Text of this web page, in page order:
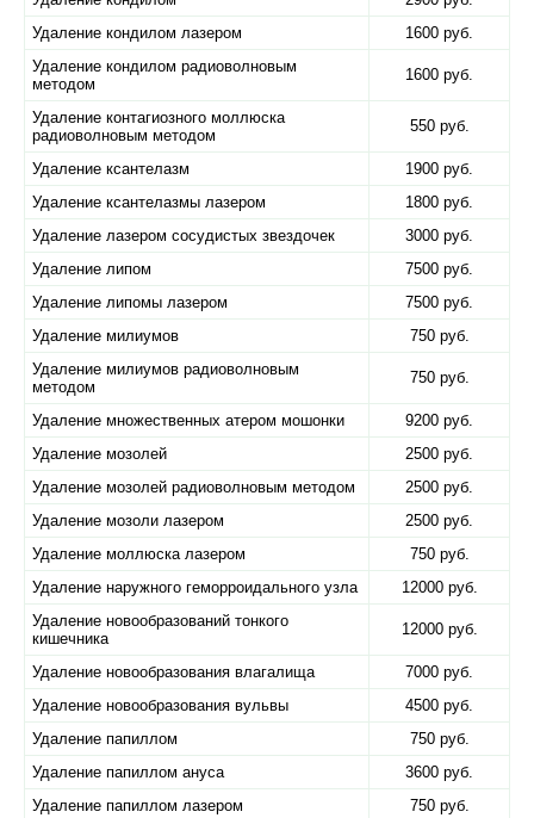
Удаление кондилом лазером
1600 руб.
Удаление кондилом радиоволновым
методом
1600 руб.
Удаление контагиозного моллюска
радиоволновым методом
550 руб.
Удаление ксантелазм
1900 руб.
Удаление ксантелазмы лазером
1800 руб.
Удаление лазером сосудистых звездочек
3000 руб.
Удаление липом
7500 руб.
Удаление липомы лазером
7500 руб.
Удаление милиумов
750 руб.
Удаление милиумов радиоволновым
методом
750 руб.
Удаление множественных атером мошонки
9200 руб.
Удаление мозолей
2500 руб.
Удаление мозолей радиоволновым методом
2500 руб.
Удаление мозоли лазером
2500 руб.
Удаление моллюска лазером
750 руб.
Удаление наружного геморроидального узла
12000 руб.
Удаление новообразований тонкого
кишечника
12000 руб.
Удаление новообразования влагалища
7000 руб.
Удаление новообразования вульвы
4500 руб.
Удаление папиллом
750 руб.
Удаление папиллом ануса
3600 руб.
Удаление папиллом лазером
750 руб.